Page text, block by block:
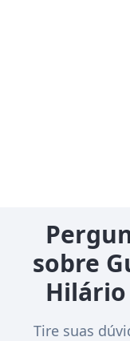
sobre
Tire suas